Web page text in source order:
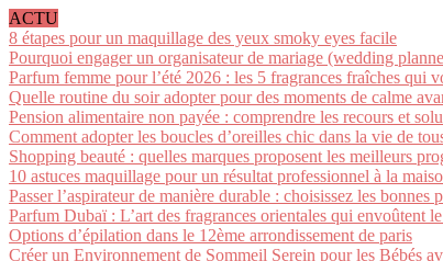
ACTU
8 étapes pour un maquillage des yeux smoky eyes facile
Pourquoi engager un organisateur de mariage (wedding
Parfum femme pour l’été 2026 : les 5 fragrances fraîches qui
Quelle routine du soir adopter pour des moments de calme
Pension alimentaire non payée : comprendre les recours et
Comment adopter les boucles d’oreilles chic dans la vie de
Shopping beauté : quelles marques proposent les meilleurs
10 astuces maquillage pour un résultat professionnel à la
Passer l’aspirateur de manière durable : choisissez les bonnes
Parfum Dubaï : L’art des fragrances orientales qui envoûtent
Options d’épilation dans le 12ème arrondissement de paris
Créer un Environnement de Sommeil Serein pour les Bébés